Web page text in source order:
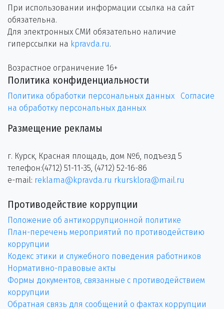
При использовании информации ссылка на сайт
обязательна.
Для электронных СМИ обязательно наличие
гиперссылки на kpravda.ru.
Возрастное ограничение 16+
Политика конфиденциальности
Политика обработки персональных данных
Согласие
на обработку персональных данных
Размещение рекламы
г. Курск, Красная площадь, дом №6, подъезд 5
телефон:(4712) 51-11-35, (4712) 52-16-86
e-mail: reklama@kpravda.ru rkursklora@mail.ru
Противодействие коррупции
Положение об антикоррупционной политике
План-перечень мероприятий по противодействию
коррупции
Кодекс этики и служебного поведения работников
Нормативно-правовые акты
Формы документов, связанные с противодействием
коррупции
Обратная связь для сообщений о фактах коррупции